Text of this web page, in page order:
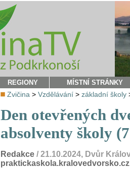
REGIONY MÍSTNÍ STRÁNKY
Zvičina > Vzdělávání > základní školy
Den otevřených
absolventy školy
Redakce / 21.10.2024, Dvůr
praktickaskola.kralovedvorsko.cz